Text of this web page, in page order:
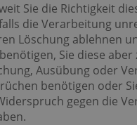
Sie die Richtigkeit
die Verarbeitung
Löschung ablehnen
Sie diese aber
Ausübung oder
benötigen oder
gegen die